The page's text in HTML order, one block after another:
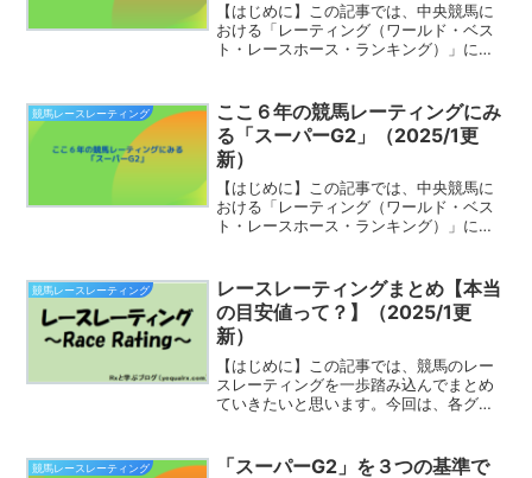
【はじめに】この記事では、中央競馬に
おける「レーティング（ワールド・ベス
ト・レースホース・ランキング）」につ
みました。今回は『スーパーG3』と呼ば
れるレースに関する結...
競馬レースレーティング
ここ６年の競馬レーティングにみ
る「スーパーG2」（2025/1更
新）
【はじめに】この記事では、中央競馬に
おける「レーティング（ワールド・ベス
ト・レースホース・ランキング）」につ
みました。今回は『スーパーG2』と呼ば
れるレースに関する結...
競馬レースレーティング
レースレーティングまとめ【本当
の目安値って？】（2025/1更
新）
【はじめに】この記事では、競馬のレー
スレーティングを一歩踏み込んでまとめ
ていきたいと思います。今回は、各グレ
みる「国際グレード降昇格の目安」JRA
競馬レースレーティング
「スーパーG2」を３つの基準で